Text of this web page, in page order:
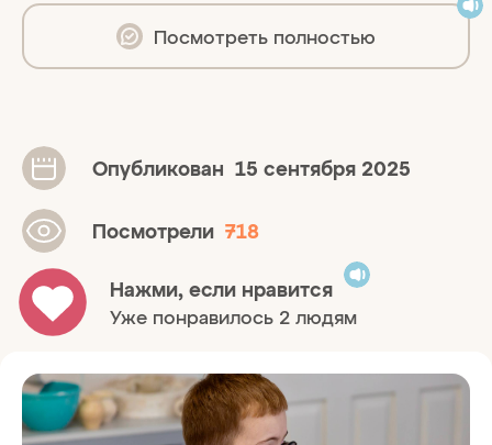
Посмотреть полностью
Опубликован 15 сентября 2025
Посмотрели 718
Нажми, если нравится
Уже понравилось 2 людям